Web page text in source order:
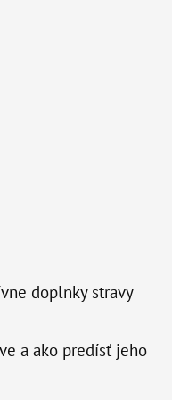
doplnky stravy
a ako predísť jeho